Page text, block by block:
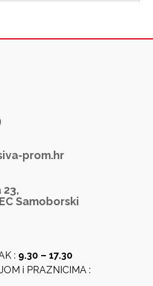
prom.hr
23,
Samoborski
: 9.30 – 17.30
i PRAZNICIMA :